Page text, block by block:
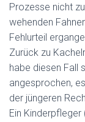
Prozesse nicht
wehenden
Fehlurteil
Zurück zu
habe diesen Fall
angesprochen,
der jüngeren
Ein Kinderpfleger